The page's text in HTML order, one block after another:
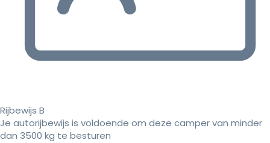
Rijbewijs B
Je autorijbewijs is voldoende om deze camper van minder
dan 3500 kg te besturen